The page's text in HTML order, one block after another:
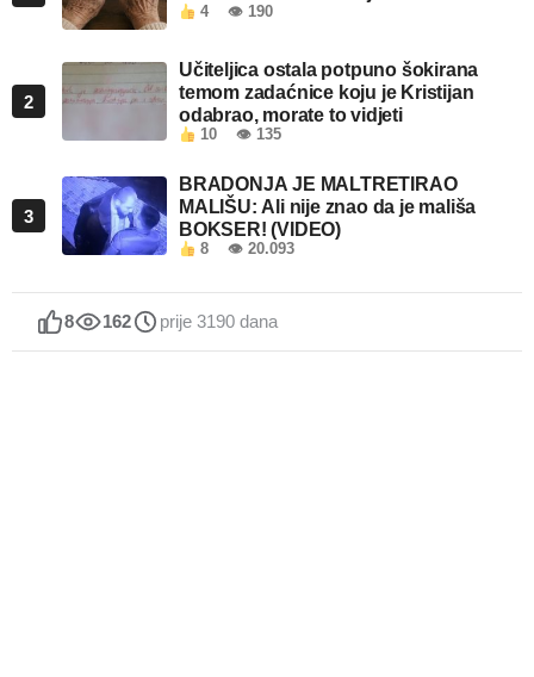
4 👁 190
2
Učiteljica ostala potpuno šokirana
temom zadaćnice koju je Kristijan
odabrao, morate to vidjeti
10 👁 135
3
BRADONJA JE MALTRETIRAO
MALIŠU: Ali nije znao da je mališa
BOKSER! (VIDEO)
8 👁 20.093
8 162 prije 3190 dana